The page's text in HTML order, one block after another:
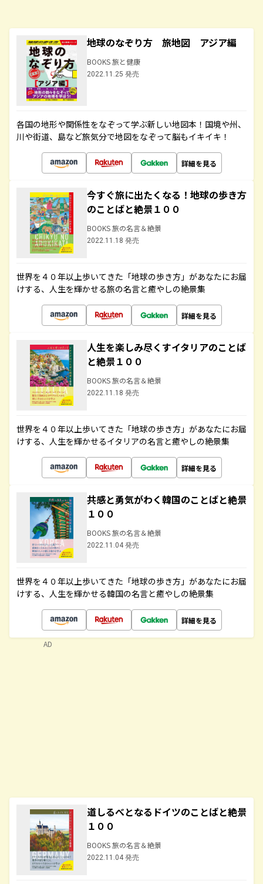
地球のなぞり方 旅地図 アジア編
BOOKS 旅と健康
2022.11.25 発売
各国の地形や関係性をなぞって学ぶ新しい地図本！国境や州、
川や街道、島など旅気分で地図をなぞって脳もイキイキ！
詳細を見る
今すぐ旅に出たくなる！地球の歩き方
のことばと絶景１００
BOOKS 旅の名言＆絶景
2022.11.18 発売
世界を４０年以上歩いてきた「地球の歩き方」があなたにお届
けする、人生を輝かせる旅の名言と癒やしの絶景集
詳細を見る
人生を楽しみ尽くすイタリアのことば
と絶景１００
BOOKS 旅の名言＆絶景
2022.11.18 発売
世界を４０年以上歩いてきた「地球の歩き方」があなたにお届
けする、人生を輝かせるイタリアの名言と癒やしの絶景集
詳細を見る
共感と勇気がわく韓国のことばと絶景
１００
BOOKS 旅の名言＆絶景
2022.11.04 発売
世界を４０年以上歩いてきた「地球の歩き方」があなたにお届
けする、人生を輝かせる韓国の名言と癒やしの絶景集
詳細を見る
道しるべとなるドイツのことばと絶景
１００
BOOKS 旅の名言＆絶景
2022.11.04 発売
AD